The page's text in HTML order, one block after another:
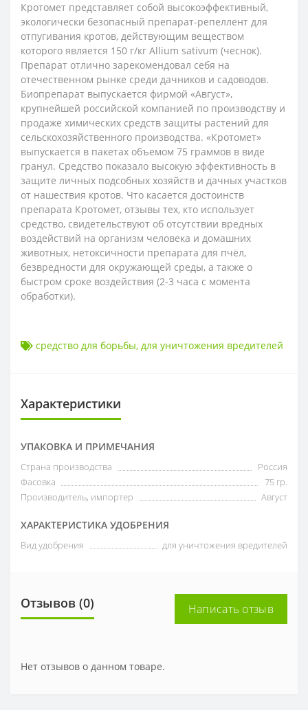
Кротомет представляет собой высокоэффективный,
экологически безопасный препарат-репеллент для
отпугивания кротов, действующим веществом
которого является 150 г/кг Allium sativum (чеснок).
Препарат отлично зарекомендовал себя на
отечественном рынке среди дачников и садоводов.
Биопрепарат выпускается фирмой «Август»,
крупнейшей российской компанией по производству и
продаже химических средств защиты растений для
сельскохозяйственного производства. «Кротомет»
выпускается в пакетах объемом 75 граммов в виде
гранул. Средство показало высокую эффективность в
защите личных подсобных хозяйств и дачных участков
от нашествия кротов. Что касается достоинств
препарата Кротомет, отзывы тех, кто использует
средство, свидетельствуют об отсутствии вредных
воздействий на организм человека и домашних
животных, нетоксичности препарата для пчёл,
безвредности для окружающей среды, а также о
быстром сроке воздействия (2-3 часа с момента
обработки).
средство для борьбы, для уничтожения вредителей
Характеристики
УПАКОВКА И ПРИМЕЧАНИЯ
Страна производства
Россия
Фасовка
75 гр.
Производитель, импортер
Август
ХАРАКТЕРИСТИКА УДОБРЕНИЯ
Вид удобрения для уничтожения вредителей
Отзывов (0) Написать отзыв
Нет отзывов о данном товаре.